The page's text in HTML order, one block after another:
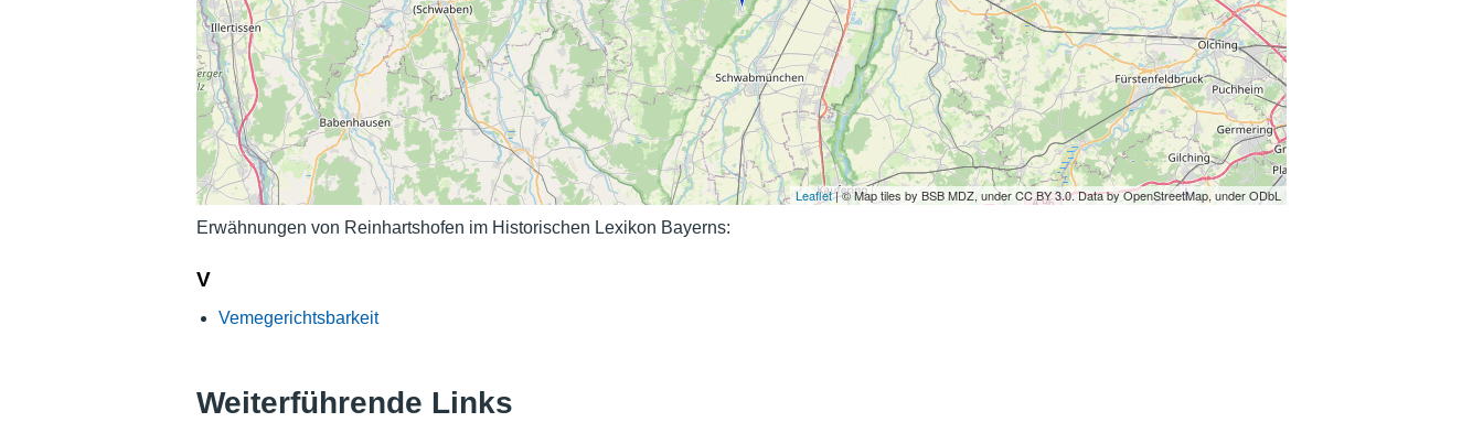
Leaflet| © Map tiles by BSB MDZ, under CC BY 3.0. Data by OpenStreetMap, under ODbL
Erwähnungen von Reinhartshofen im Historischen Lexikon Bayerns:
V
Vemegerichtsbarkeit
Weiterführende Links